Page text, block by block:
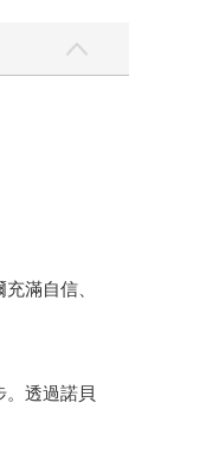
滿自信、
。透過諾貝